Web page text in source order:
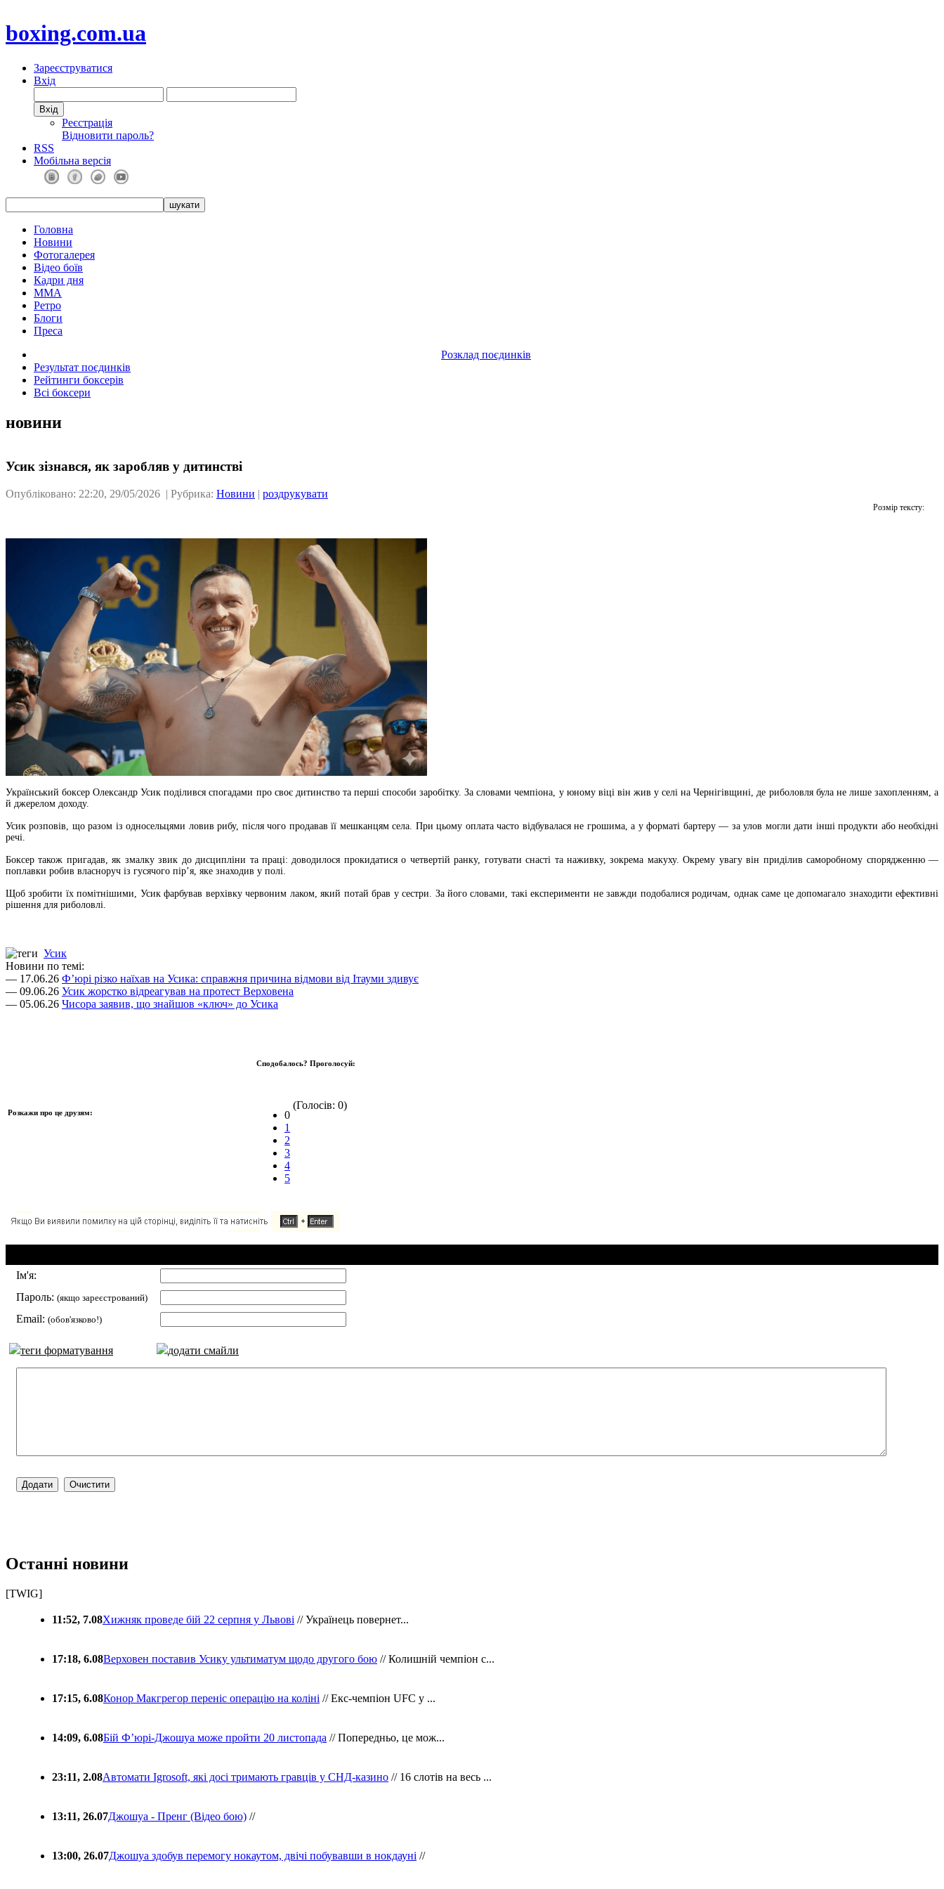
boxing.com.ua
Зареєструватися
Вхід
Реєстрація
Відновити пароль?
RSS
Мобільна версія
Головна
Новини
Фотогалерея
Відео боїв
Кадри дня
ММА
Ретро
Блоги
Преса
Розклад поєдинків
Результат поєдинків
Рейтинги боксерів
Всі боксери
новини
Усик зізнався, як заробляв у дитинстві
Опубліковано: 22:20, 29/05/2026 | Рубрика: Новини | роздрукувати
Розмір тексту:
Український боксер Олександр Усик поділився спогадами про своє дитинство та перші способи заробітку. За словами чемпіона, у юному віці він жив у селі на Чернігівщині, де риболовля була не лише захопленням, а
й джерелом доходу.
Усик розповів, що разом із односельцями ловив рибу, після чого продавав її мешканцям села. При цьому оплата часто відбувалася не грошима, а у форматі бартеру — за улов могли дати інші продукти або необхідні
речі.
Боксер також пригадав, як змалку звик до дисципліни та праці: доводилося прокидатися о четвертій ранку, готувати снасті та наживку, зокрема макуху. Окрему увагу він приділив саморобному спорядженню —
поплавки робив власноруч із гусячого пір’я, яке знаходив у полі.
Щоб зробити їх помітнішими, Усик фарбував верхівку червоним лаком, який потай брав у сестри. За його словами, такі експерименти не завжди подобалися родичам, однак саме це допомагало знаходити ефективні
рішення для риболовлі.
Усик
Новини по темі:
— 17.06.26 Ф’юрі різко наїхав на Усика: справжня причина відмови від Ітауми здивує
— 09.06.26 Усик жорстко відреагував на протест Верховена
— 05.06.26 Чисора заявив, що знайшов «ключ» до Усика
Розкажи про це друзям:
Сподобалось? Проголосуй:
0
1
2
3
4
5
(Голосів: 0)
Ім'я:
Пароль: (якщо зареєстрований)
Email: (обов'язково!)
теги форматування додати смайли
Останні новини
[TWIG]
11:52, 7.08Хижняк проведе бій 22 серпня у Львові // Українець повернет...
17:18, 6.08Верховен поставив Усику ультиматум щодо другого бою // Колишній чемпіон с...
17:15, 6.08Конор Макгрегор переніс операцію на коліні // Екс-чемпіон UFC у ...
14:09, 6.08Бій Ф’юрі-Джошуа може пройти 20 листопада // Попередньо, це мож...
23:11, 2.08Автомати Igrosoft, які досі тримають гравців у СНД-казино // 16 слотів на весь ...
13:11, 26.07Джошуа - Пренг (Відео бою) //
13:00, 26.07Джошуа здобув перемогу нокаутом, двічі побувавши в нокдауні //